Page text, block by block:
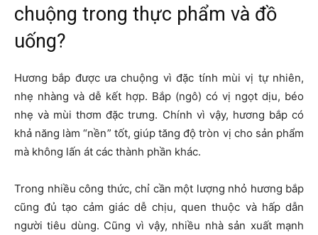
chuộng trong thực phẩm và đồ
uống?
Hương bắp được ưa chuộng vì đặc tính mùi vị tự nhiên,
nhẹ nhàng và dễ kết hợp. Bắp (ngô) có vị ngọt dịu, béo
nhẹ và mùi thơm đặc trưng. Chính vì vậy, hương bắp có
khả năng làm “nền” tốt, giúp tăng độ tròn vị cho sản phẩm
mà không lấn át các thành phần khác.
Trong nhiều công thức, chỉ cần một lượng nhỏ hương bắp
cũng đủ tạo cảm giác dễ chịu, quen thuộc và hấp dẫn
người tiêu dùng. Cũng vì vậy, nhiều nhà sản xuất mạnh